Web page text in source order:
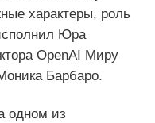
характеры, роль
Юра
OpenAI Миру
Барбаро.
одном из